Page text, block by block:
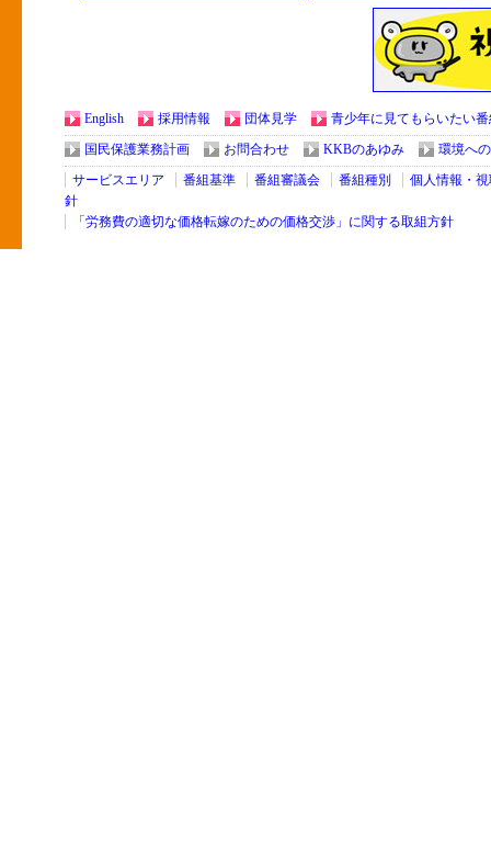
English 採用情報 団体見学
青少年に見てもらいたい番
国民保護業務計画
お問合わせ KKBのあゆみ
環境へ
サービスエリア
番組基準 番組審議会 番組種別
個人情報・
針
「労務費の適切な価格転嫁のための価格交渉」に関する取組方針